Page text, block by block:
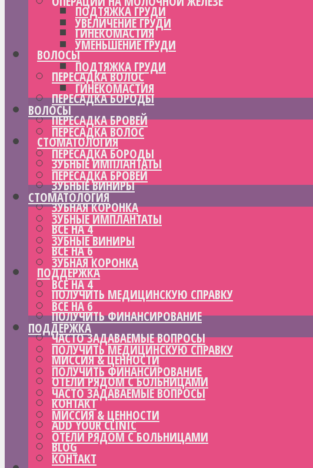
ПОДТЯЖКА ГРУДИ
ГИНЕКОМАСТИЯ
ВОЛОСЫ
ПЕРЕСАДКА ВОЛОС
ПЕРЕСАДКА БОРОДЫ
ПЕРЕСАДКА БРОВЕЙ
СТОМАТОЛОГИЯ
ЗУБНЫЕ ИМПЛАНТАТЫ
ЗУБНЫЕ ВИНИРЫ
ЗУБНАЯ КОРОНКА
ВСЕ НА 4
ВСЕ НА 6
ПОДДЕРЖКА
ПОЛУЧИТЬ МЕДИЦИНСКУЮ СПРАВКУ
ПОЛУЧИТЬ ФИНАНСИРОВАНИЕ
ЧАСТО ЗАДАВАЕМЫЕ ВОПРОСЫ
МИССИЯ & ЦЕННОСТИ
ОТЕЛИ РЯДОМ С БОЛЬНИЦАМИ
КОНТАКТ
ADD YOUR CLINIC
BLOG
УВЕЛИЧЕНИЕ ГРУДИ
УМЕНЬШЕНИЕ ГРУДИ
ПОДТЯЖКА ГРУДИ
ГИНЕКОМАСТИЯ
ВОЛОСЫ
ПЕРЕСАДКА ВОЛОС
ПЕРЕСАДКА БОРОДЫ
ПЕРЕСАДКА БРОВЕЙ
СТОМАТОЛОГИЯ
ЗУБНЫЕ ИМПЛАНТАТЫ
ЗУБНЫЕ ВИНИРЫ
ЗУБНАЯ КОРОНКА
ВСЕ НА 4
ВСЕ НА 6
ПОДДЕРЖКА
ПОЛУЧИТЬ МЕДИЦИНСКУЮ СПРАВКУ
ПОЛУЧИТЬ ФИНАНСИРОВАНИЕ
ЧАСТО ЗАДАВАЕМЫЕ ВОПРОСЫ
МИССИЯ & ЦЕННОСТИ
ОТЕЛИ РЯДОМ С БОЛЬНИЦАМИ
КОНТАКТ